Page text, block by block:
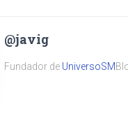
@javig
Fundador de UniversoSM